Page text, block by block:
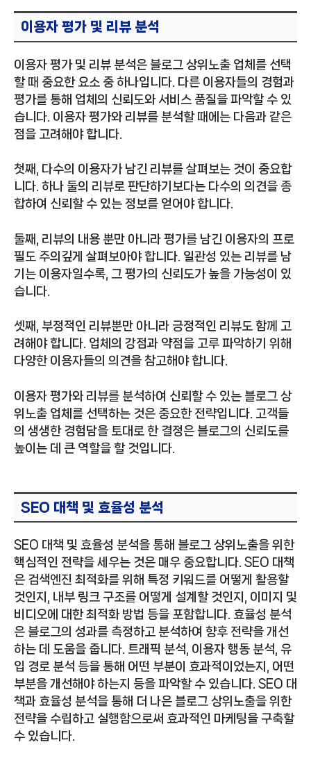
이용자 평가 및 리뷰 분석
이용자 평가 및 리뷰 분석은 블로그 상위노출 업체를 선택
할 때 중요한 요소 중 하나입니다. 다른 이용자들의 경험과
평가를 통해 업체의 신뢰도와 서비스 품질을 파악할 수 있
습니다. 이용자 평가와 리뷰를 분석할 때에는 다음과 같은
점을 고려해야 합니다.
첫째, 다수의 이용자가 남긴 리뷰를 살펴보는 것이 중요합
니다. 하나 둘의 리뷰로 판단하기보다는 다수의 의견을 종
합하여 신뢰할 수 있는 정보를 얻어야 합니다.
둘째, 리뷰의 내용 뿐만 아니라 평가를 남긴 이용자의 프로
필도 주의깊게 살펴보아야 합니다. 일관성 있는 리뷰를 남
기는 이용자일수록, 그 평가의 신뢰도가 높을 가능성이 있
습니다.
셋째, 부정적인 리뷰뿐만 아니라 긍정적인 리뷰도 함께 고
려해야 합니다. 업체의 강점과 약점을 고루 파악하기 위해
다양한 이용자들의 의견을 참고해야 합니다.
이용자 평가와 리뷰를 분석하여 신뢰할 수 있는 블로그 상
위노출 업체를 선택하는 것은 중요한 전략입니다. 고객들
의 생생한 경험담을 토대로 한 결정은 블로그의 신뢰도를
높이는 데 큰 역할을 할 것입니다.
SEO 대책 및 효율성 분석
SEO 대책 및 효율성 분석을 통해 블로그 상위노출을 위한
핵심적인 전략을 세우는 것은 매우 중요합니다. SEO 대책
은 검색엔진 최적화를 위해 특정 키워드를 어떻게 활용할
것인지, 내부 링크 구조를 어떻게 설계할 것인지, 이미지 및
비디오에 대한 최적화 방법 등을 포함합니다. 효율성 분석
은 블로그의 성과를 측정하고 분석하여 향후 전략을 개선
하는 데 도움을 줍니다. 트래픽 분석, 이용자 행동 분석, 유
입 경로 분석 등을 통해 어떤 부분이 효과적이었는지, 어떤
부분을 개선해야 하는지 등을 파악할 수 있습니다. SEO 대
책과 효율성 분석을 통해 더 나은 블로그 상위노출을 위한
전략을 수립하고 실행함으로써 효과적인 마케팅을 구축할
수 있습니다.